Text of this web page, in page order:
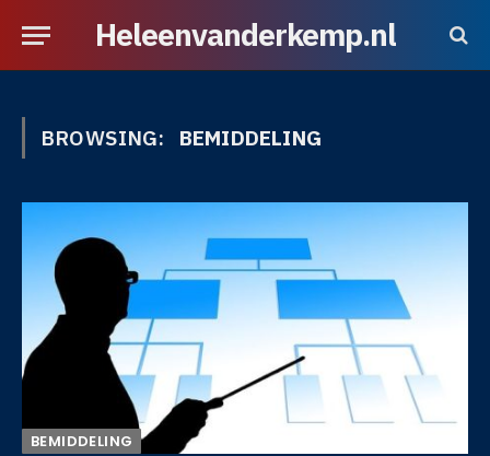
Heleenvanderkemp.nl
BROWSING: BEMIDDELING
BEMIDDELING